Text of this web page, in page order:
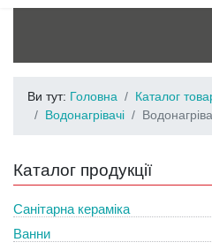
Ви тут: Головна Каталог
Водонагрівачі
Каталог продукції
Санітарна кераміка
Ванни